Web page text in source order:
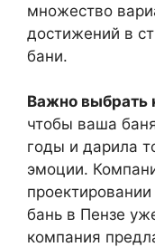
множество
достижений в
бани.
Важно выбрать
чтобы ваша
годы и дарила
эмоции.
бань в Пензе
компания